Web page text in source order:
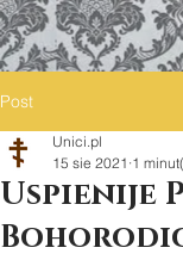
Post
Uspienije
Unici.pl
15 sie 2021 1